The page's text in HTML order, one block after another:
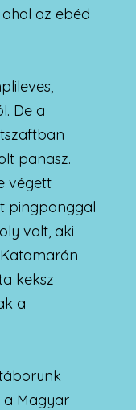
az ebéd
De a
panasz.
végett
pingponggal
volt, aki
keksz
a
a Magyar